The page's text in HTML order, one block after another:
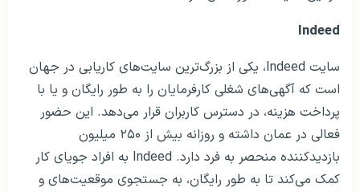
Indeed
سایت Indeed، یکی از بزرگ‌ترین سایت‌های کاریابی در جهان
است که آگهی‌های شغلی کارفرمایان را به طور رایگان و یا با
پرداخت هزینه، در دسترس کاربران قرار می‌دهد. این حضور
فعالی در عمان داشته و روزانه بیش از ۲۵۰ میلیون
بازدید‌کننده منحصر به فرد دارد. Indeed به افراد جویای کار
کمک می‌کند تا به طور رایگان، به جستجوی موقعیت‌های و